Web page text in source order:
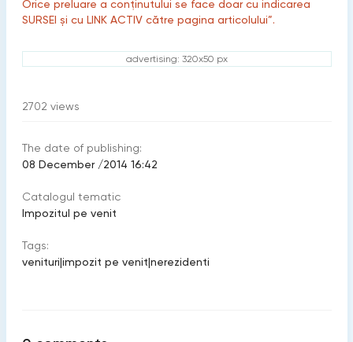
Orice preluare a conținutului se face doar cu indicarea
SURSEI și cu LINK ACTIV către pagina articolului”.
advertising: 320x50 px
2702 views
The date of publishing:
08 December /2014 16:42
Catalogul tematic
Impozitul pe venit
Tags:
venituri|impozit pe venit|nerezidenti